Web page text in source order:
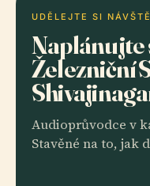
UDĚLEJTE SI
Naplánujte
Železniční
Audioprůvodce v
Stavěné na to, jak